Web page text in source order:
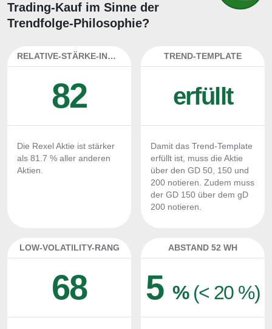
Trading-Kauf im Sinne der
Trendfolge-Philosophie?
RELATIVE-STÄRKE-INDEX
82
Die Rexel Aktie ist stärker
als 81.7 % aller anderen
Aktien.
TREND-TEMPLATE
erfüllt
Damit das Trend-Template
erfüllt ist, muss die Aktie
über den GD 50, 150 und
200 notieren. Zudem muss
der GD 150 über dem gD
200 notieren.
LOW-VOLATILITY-RANG
68
ABSTAND 52 WH
5 % (< 20 %)